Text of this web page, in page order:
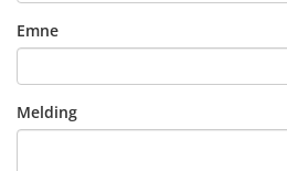
Emne
Melding